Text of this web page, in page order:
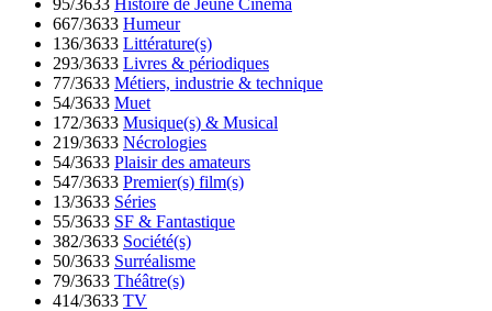
95/3633 Histoire de Jeune Cinéma
667/3633 Humeur
136/3633 Littérature(s)
293/3633 Livres & périodiques
77/3633 Métiers, industrie & technique
54/3633 Muet
172/3633 Musique(s) & Musical
219/3633 Nécrologies
54/3633 Plaisir des amateurs
547/3633 Premier(s) film(s)
13/3633 Séries
55/3633 SF & Fantastique
382/3633 Société(s)
50/3633 Surréalisme
79/3633 Théâtre(s)
414/3633 TV